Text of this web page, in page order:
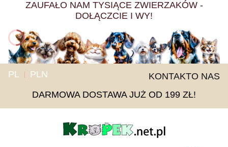
ZAUFAŁO NAM TYSIĄCE ZWIERZAKÓW -
DOŁĄCZCIE I WY!
PL PLN KONTAKTO NAS
DARMOWA DOSTAWA JUŻ OD 199 ZŁ!